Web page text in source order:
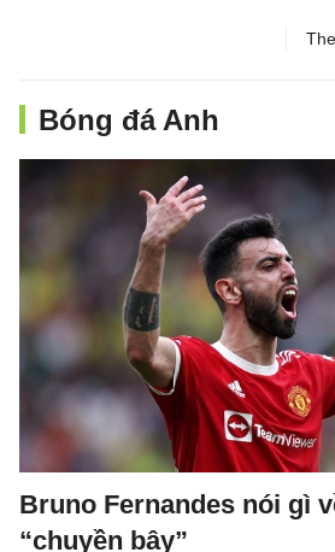
Bóng đá Anh
Bruno Fernandes nói gì
“chuyền bậy”